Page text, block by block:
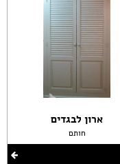
ארון לבגדים
חותם